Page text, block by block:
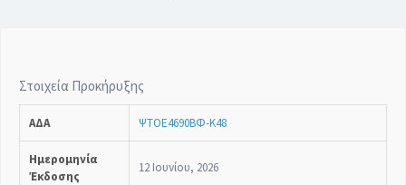
Στοιχεία Προκήρυξης
ΑΔΑ ΨΤΟΕ4690ΒΦ-Κ48
Ημερομηνία
Έκδοσης
12 Ιουνίου, 2026